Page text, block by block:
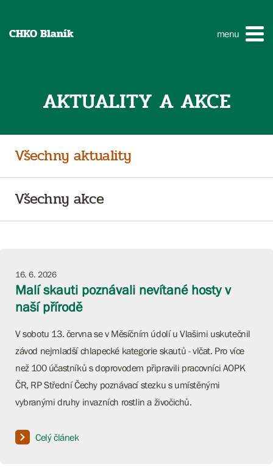
CHKO Blaník menu
AKTUALITY A AKCE
Všechny aktuality
Všechny akce
16. 6. 2026
Malí skauti poznávali nevítané hosty v
naší přírodě
V sobotu 13. června se v Měsíčním údolí u Vlašimi uskutečnil
závod nejmladší chlapecké kategorie skautů - vlčat. Pro více
než 100 účastníků s doprovodem připravili pracovníci AOPK
ČR, RP Střední Čechy poznávací stezku s umístěnými
vybranými druhy invazních rostlin a živočichů.
Celý článek